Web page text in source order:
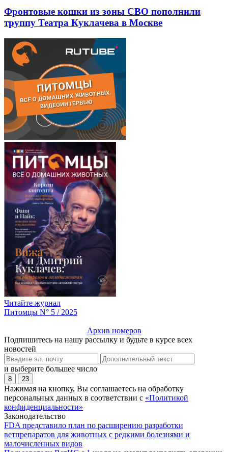
Фронтовые кошки из зоны СВО пополнили
труппу Театра Куклачева в Москве
Читайте журнал
Питомцы N° 5 / 2025
Архив номеров
Подпишитесь на нашу рассылку и будьте в курсе всех
новостей
и выберите большее число
8 23
Нажимая на кнопку, Вы соглашаетесь на обработку
персональных данных в соответствии с «Политикой
конфиденциальности»
Законодательство
FDA представило план по расширению разработки
ветпрепаратов для животных с редкими болезнями и
малочисленных видов